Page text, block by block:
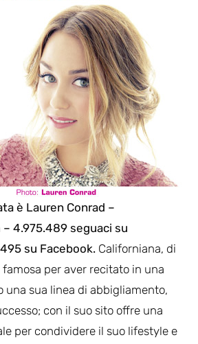
è Lauren Conrad –
– 4.975.489 seguaci su
su Facebook. Californiana, di
per aver recitato in una
una sua linea di abbigliamento,
con il suo sito offre una
per condividere il suo lifestyle e